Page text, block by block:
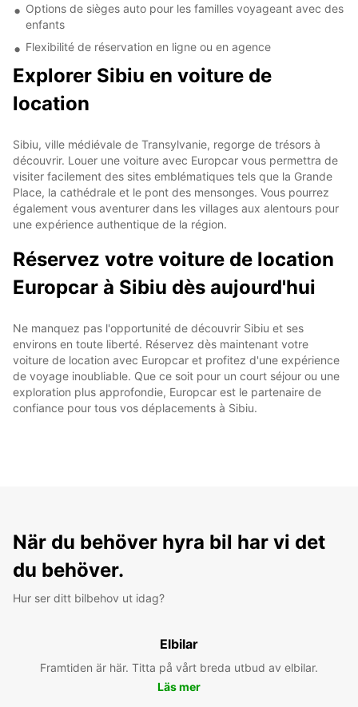
Options de sièges auto pour les familles voyageant avec des
enfants
Flexibilité de réservation en ligne ou en agence
Explorer Sibiu en voiture de
location
Sibiu, ville médiévale de Transylvanie, regorge de trésors à
découvrir. Louer une voiture avec Europcar vous permettra de
visiter facilement des sites emblématiques tels que la Grande
Place, la cathédrale et le pont des mensonges. Vous pourrez
également vous aventurer dans les villages aux alentours pour
une expérience authentique de la région.
Réservez votre voiture de location
Europcar à Sibiu dès aujourd'hui
Ne manquez pas l'opportunité de découvrir Sibiu et ses
environs en toute liberté. Réservez dès maintenant votre
voiture de location avec Europcar et profitez d'une expérience
de voyage inoubliable. Que ce soit pour un court séjour ou une
exploration plus approfondie, Europcar est le partenaire de
confiance pour tous vos déplacements à Sibiu.
När du behöver hyra bil har vi det
du behöver.
Hur ser ditt bilbehov ut idag?
Elbilar
Framtiden är här. Titta på vårt breda utbud av elbilar.
Läs mer